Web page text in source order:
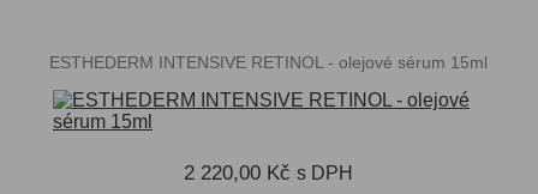
ESTHEDERM INTENSIVE RETINOL - olejové sérum 15ml
2 220,00 Kč s DPH